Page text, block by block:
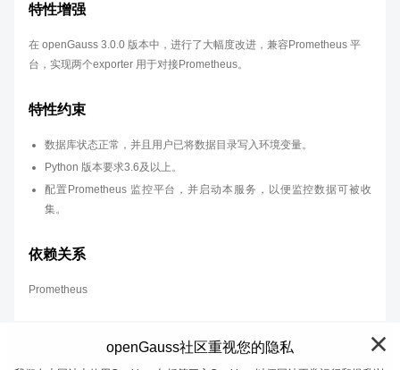
特性增强
在 openGauss 3.0.0 版本中，进行了大幅度改进，兼容Prometheus 平
台，实现两个exporter 用于对接Prometheus。
特性约束
数据库状态正常，并且用户已将数据目录写入环境变量。
Python 版本要求3.6及以上。
配置Prometheus 监控平台，并启动本服务，以便监控数据可被收
集。
依赖关系
Prometheus
openGauss社区重视您的隐私